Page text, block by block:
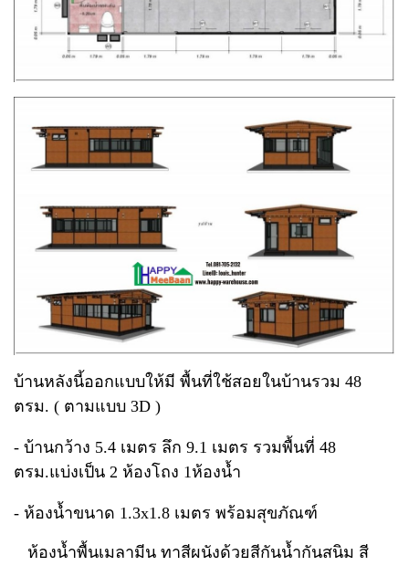
บ้านหลังนี้ออกแบบให้มี พื้นที่ใช้สอยในบ้านรวม 48
ตรม. ( ตามแบบ 3D )
- บ้านกว้าง 5.4 เมตร ลึก 9.1 เมตร รวมพื้นที่ 48
ตรม.แบ่งเป็น 2 ห้องโถง 1ห้องน้ำ
- ห้องน้ำขนาด 1.3x1.8 เมตร พร้อมสุขภัณฑ์
ห้องน้ำพื้นเมลามีน ทาสีผนังด้วยสีกันน้ำกันสนิม สี